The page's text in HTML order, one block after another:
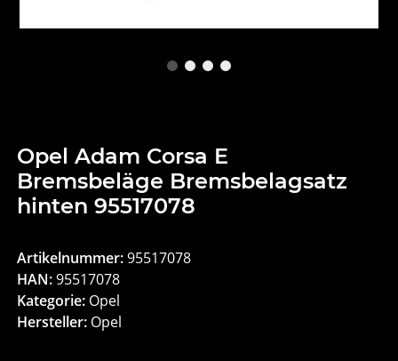
Opel Adam Corsa E
Bremsbeläge Bremsbelagsatz
hinten 95517078
Artikelnummer:95517078
HAN:95517078
Kategorie: Opel
Hersteller: Opel